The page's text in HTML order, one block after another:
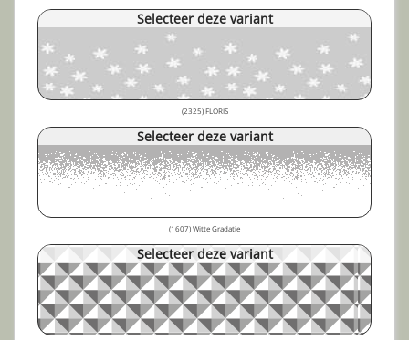
Selecteer deze variant
(2325) FLORIS
Selecteer deze variant
(1607) Witte Gradatie
Selecteer deze variant